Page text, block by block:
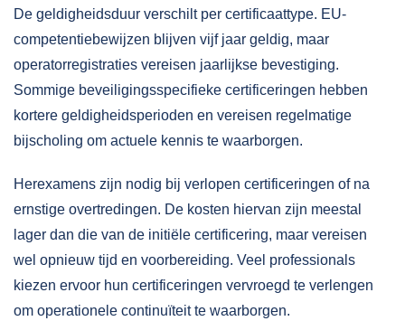
De geldigheidsduur verschilt per certificaattype. EU-
competentiebewijzen blijven vijf jaar geldig, maar
operatorregistraties vereisen jaarlijkse bevestiging.
Sommige beveiligingsspecifieke certificeringen hebben
kortere geldigheidsperioden en vereisen regelmatige
bijscholing om actuele kennis te waarborgen.
Herexamens zijn nodig bij verlopen certificeringen of na
ernstige overtredingen. De kosten hiervan zijn meestal
lager dan die van de initiële certificering, maar vereisen
wel opnieuw tijd en voorbereiding. Veel professionals
kiezen ervoor hun certificeringen vervroegd te verlengen
om operationele continuïteit te waarborgen.